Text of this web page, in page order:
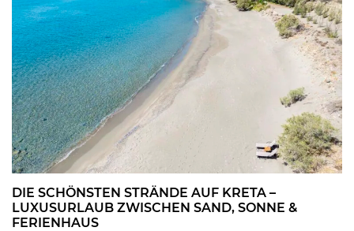
DIE SCHÖNSTEN STRÄNDE AUF KRETA –
LUXUSURLAUB ZWISCHEN SAND, SONNE &
FERIENHAUS